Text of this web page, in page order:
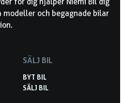
och begagnade bilar
SÄLJ BIL
BYT BIL
SÄLJ BIL